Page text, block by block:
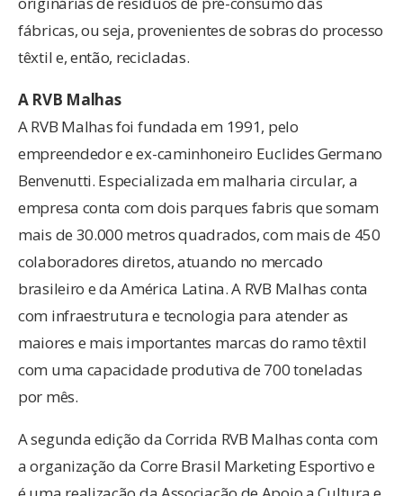
fábricas, ou seja, provenientes de sobras do processo
têxtil e, então, recicladas.
A RVB Malhas
A RVB Malhas foi fundada em 1991, pelo
empreendedor e ex-caminhoneiro Euclides Germano
Benvenutti. Especializada em malharia circular, a
empresa conta com dois parques fabris que somam
mais de 30.000 metros quadrados, com mais de 450
colaboradores diretos, atuando no mercado
brasileiro e da América Latina. A RVB Malhas conta
com infraestrutura e tecnologia para atender as
maiores e mais importantes marcas do ramo têxtil
com uma capacidade produtiva de 700 toneladas
por mês.
A segunda edição da Corrida RVB Malhas conta com
a organização da Corre Brasil Marketing Esportivo e